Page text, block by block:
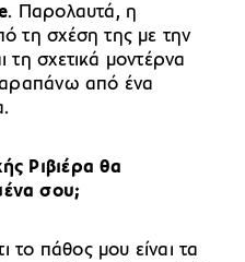
. Παρολαυτά, η
τη σχέση της με την
τη σχετικά μοντέρνα
από ένα
Ριβιέρα θα
σου;
πάθος μου είναι τα